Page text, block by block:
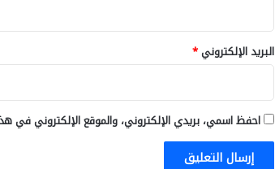
البريد الإلكتروني*
احفظ اسمي، بريدي الإلكتروني، والموقع الإلكتروني في